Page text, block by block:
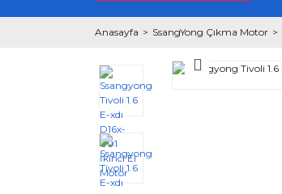
Anasayfa SsangYong Çıkma Motor